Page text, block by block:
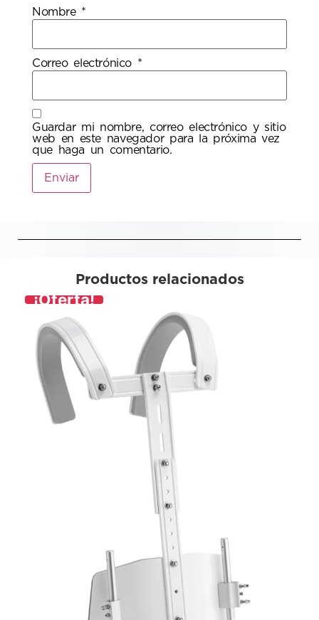
Nombre *
Correo electrónico *
Guardar mi nombre, correo electrónico y sitio
web en este navegador para la próxima vez
que haga un comentario.
Productos relacionados
¡Oferta!